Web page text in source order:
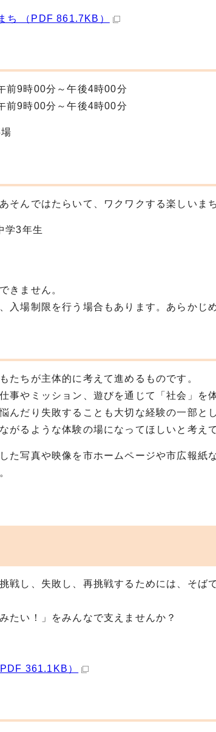
ち （PDF 861.7KB）
9時00分～午後4時00分
9時00分～午後4時00分
そんではたらいて、ワクワクする楽しいま
学3年生
きません。
入場制限を行う場合もあります。あらかじ
たちが主体的に考えて進めるものです。
事やミッション、遊びを通じて「社会」を
んだり失敗することも大切な経験の一部と
がるような体験の場になってほしいと考え
た写真や映像を市ホームページや市広報紙
戦し、失敗し、再挑戦するためには、そば
たい！」をみんなで支えませんか？
361.1KB）